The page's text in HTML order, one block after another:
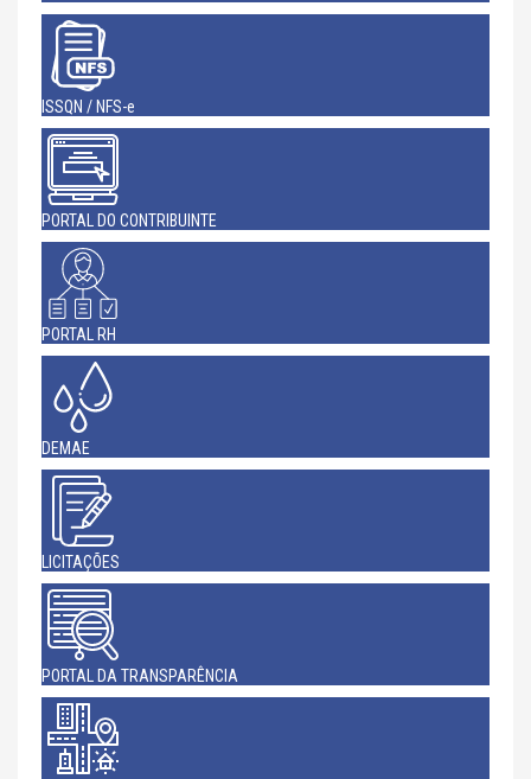
ISSQN / NFS-e
PORTAL DO CONTRIBUINTE
PORTAL RH
DEMAE
LICITAÇÕES
PORTAL DA TRANSPARÊNCIA